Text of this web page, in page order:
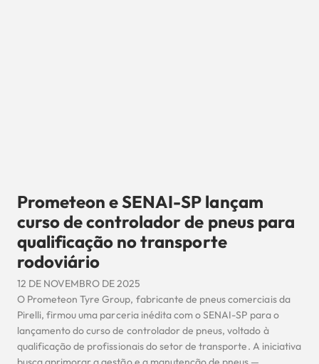
Prometeon e SENAI-SP lançam
curso de controlador de pneus para
qualificação no transporte
rodoviário
12 DE NOVEMBRO DE 2025
O Prometeon Tyre Group, fabricante de pneus comerciais da
Pirelli, firmou uma parceria inédita com o SENAI-SP para o
lançamento do curso de controlador de pneus, voltado à
qualificação de profissionais do setor de transporte. A iniciativa